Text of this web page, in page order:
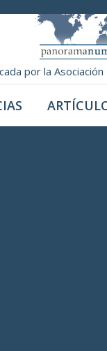
por la